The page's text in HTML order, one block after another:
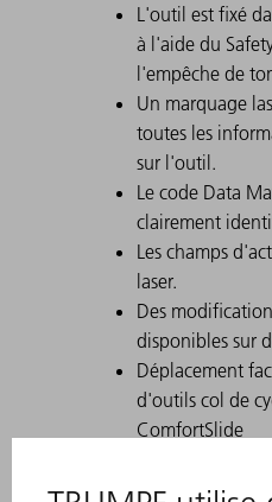
L'outil est fixé
à l'aide du
l'empêche de
Un marquage
toutes les
sur l'outil.
Le code Data
clairement
Les champs
laser.
Des
disponibles sur
Déplacement
d'outils col de
ComfortSlide
U grâce à un